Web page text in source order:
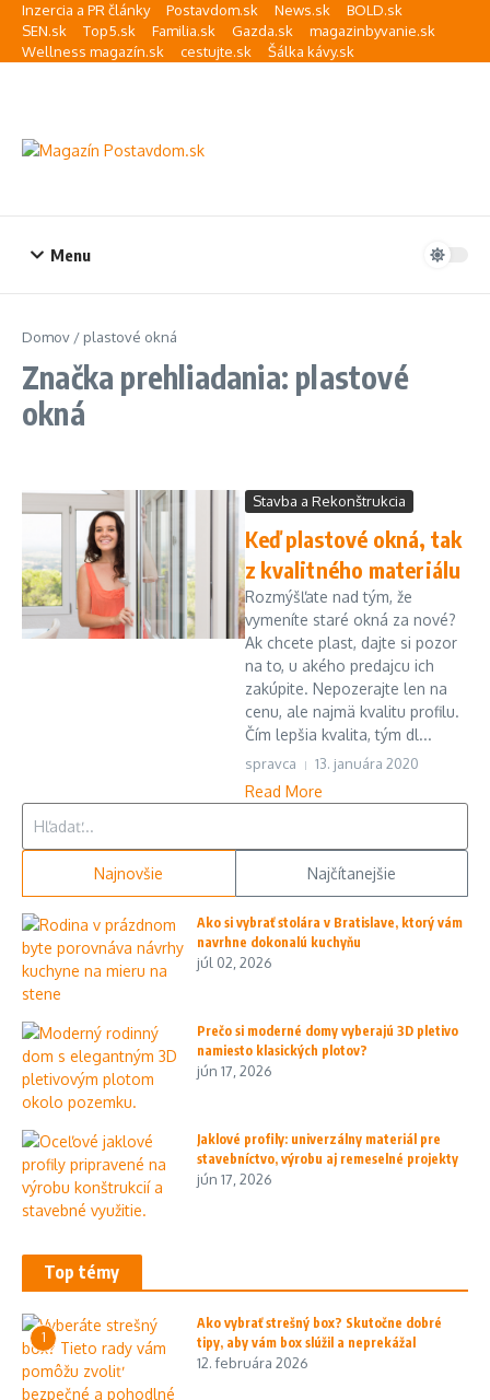
Preskočiť na obsah
Inzercia a PR články Postavdom.sk News.sk
BOLD.sk
SEN.sk
Top5.sk Familia.sk Gazda.sk
magazinbyvanie.sk
Wellness magazín.sk
cestujte.sk Šálka kávy.sk
Menu
Domov / plastové okná
Značka prehliadania: plastové
okná
Stavba a Rekonštrukcia
Keď plastové okná, tak
z kvalitného materiálu
Rozmýšľate nad tým, že
vymeníte staré okná za nové?
Ak chcete plast, dajte si pozor
na to, u akého predajcu ich
zakúpite. Nepozerajte len na
cenu, ale najmä kvalitu profilu.
Čím lepšia kvalita, tým dl...
spravca 13. januára 2020
Read More
Najnovšie Najčítanejšie
Ako si vybrať stolára v Bratislave, ktorý vám
navrhne dokonalú kuchyňu
júl 02, 2026
Prečo si moderné domy vyberajú 3D pletivo
namiesto klasických plotov?
jún 17, 2026
Jaklové profily: univerzálny materiál pre
stavebníctvo, výrobu aj remeselné projekty
jún 17, 2026
Top témy
1
Ako vybrať strešný box? Skutočne dobré
tipy, aby vám box slúžil a neprekážal
12. februára 2026